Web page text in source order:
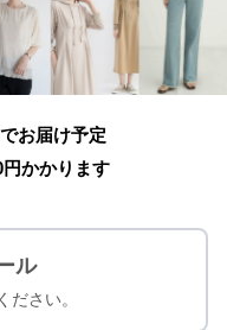
お届け予定
円かかります
ル
ださい。